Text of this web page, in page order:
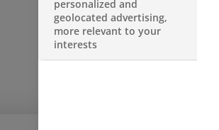
personalized and
geolocated advertising,
more relevant to your
interests